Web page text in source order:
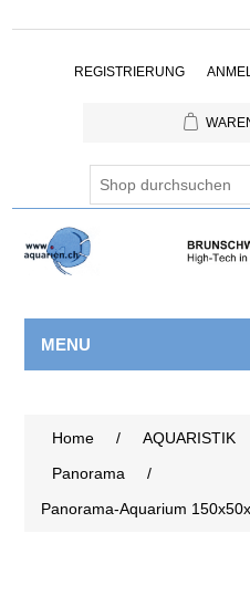
REGISTRIERUNG
MENU
Home / AQUARISTIK
Panorama
/
Panorama-Aquarium